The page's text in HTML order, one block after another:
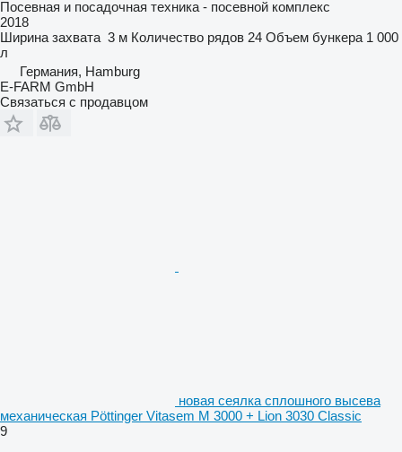
Посевная и посадочная техника - посевной комплекс
2018
Ширина захвата 3 м Количество рядов 24 Объем бункера 1 000
л
Германия, Hamburg
E-FARM GmbH
Связаться с продавцом
новая сеялка сплошного высева
механическая Pöttinger Vitasem M 3000 + Lion 3030 Classic
9